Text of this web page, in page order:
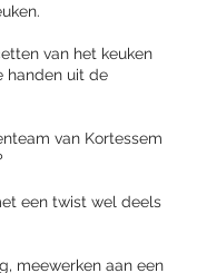
van het keuken
handen uit de
van Kortessem
een twist wel deels
meewerken aan een